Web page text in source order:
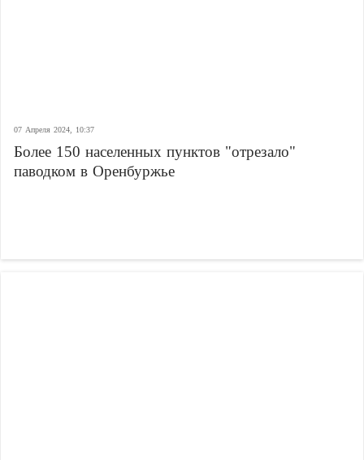
07 Апреля 2024, 10:37
Более 150 населенных пунктов "отрезало"
паводком в Оренбуржье